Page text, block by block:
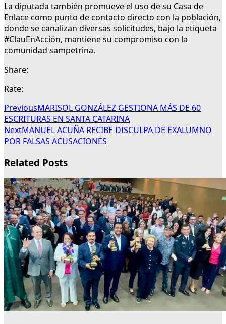
La diputada también promueve el uso de su Casa de
Enlace como punto de contacto directo con la población,
donde se canalizan diversas solicitudes, bajo la etiqueta
#ClauEnAcción, mantiene su compromiso con la
comunidad sampetrina.
Share:
Rate:
PreviousMARISOL GONZÁLEZ GESTIONA MÁS DE 60
ESCRITURAS EN SANTA CATARINA
NextMANUEL ACUÑA RECIBE DISCULPA DE EXALUMNO
POR FALSAS ACUSACIONES
Related Posts